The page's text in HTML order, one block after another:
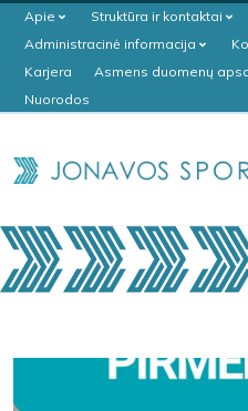
Apie Struktūra ir kontaktai
Administracinė informacija
Karjera
Asmens duomenų
Nuorodos